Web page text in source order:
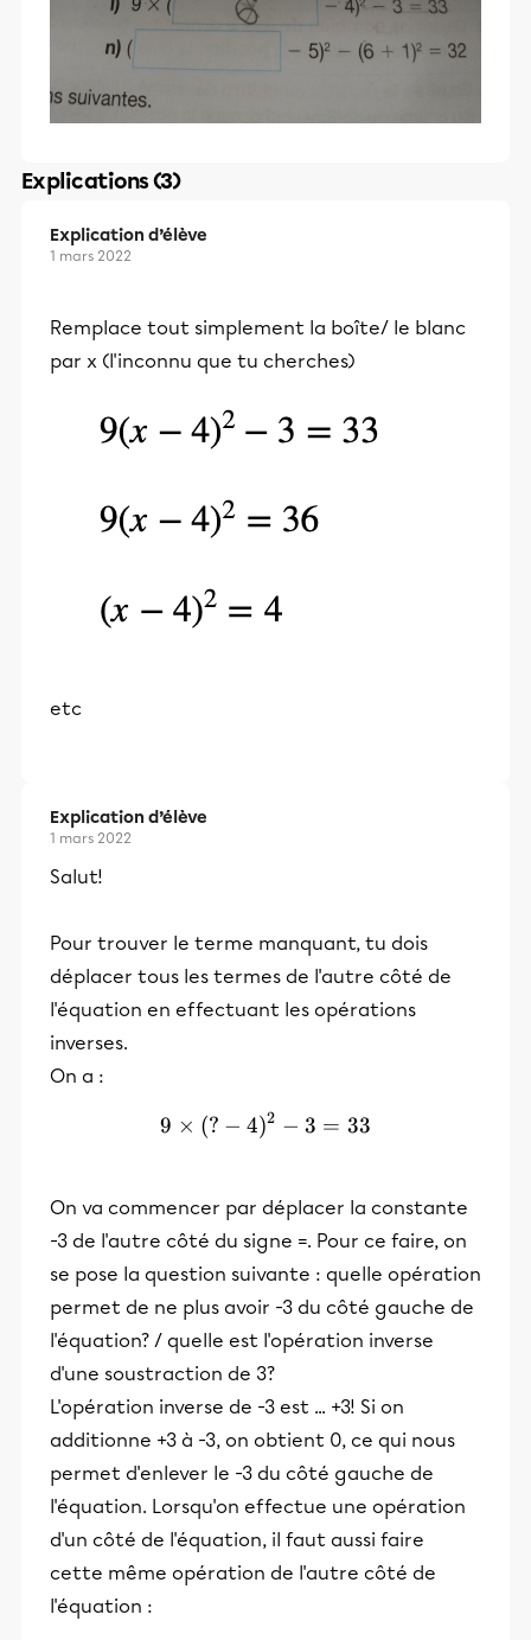
Explications (3)
Explication d’élève
1 mars 2022
Remplace tout simplement la boîte/ le blanc
par x (l'inconnu que tu cherches)
etc
Explication d’élève
1 mars 2022
Salut!
Pour trouver le terme manquant, tu dois
déplacer tous les termes de l'autre côté de
l'équation en effectuant les opérations
inverses.
On a :
9 \times (?-4)²-3=33
9 × (? − 4)2 − 3 = 33
On va commencer par déplacer la constante
-3 de l'autre côté du signe =. Pour ce faire, on
se pose la question suivante : quelle opération
permet de ne plus avoir -3 du côté gauche de
l'équation? / quelle est l'opération inverse
d'une soustraction de 3?
L'opération inverse de -3 est ... +3! Si on
additionne +3 à -3, on obtient 0, ce qui nous
permet d'enlever le -3 du côté gauche de
l'équation. Lorsqu'on effectue une opération
d'un côté de l'équation, il faut aussi faire
cette même opération de l'autre côté de
l'équation :